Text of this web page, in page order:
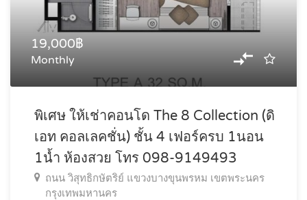
19,000฿
Monthly
พิเศษ ให้เช่าคอนโด The 8 Collection (ดิ
เอท คอลเลคชั่น) ชั้น 4 เฟอร์ครบ 1นอน
1น้ำ ห้องสวย โทร 098-9149493
ถนน วิสุทธิกษัตริย์ แขวงบางขุนพรหม เขตพระนคร
กรุงเทพมหานคร